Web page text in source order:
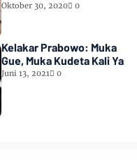
Oktober 30, 2020 0
Kelakar Prabowo: Muka
Gue, Muka Kudeta Kali Ya
Juni 13, 2021 0